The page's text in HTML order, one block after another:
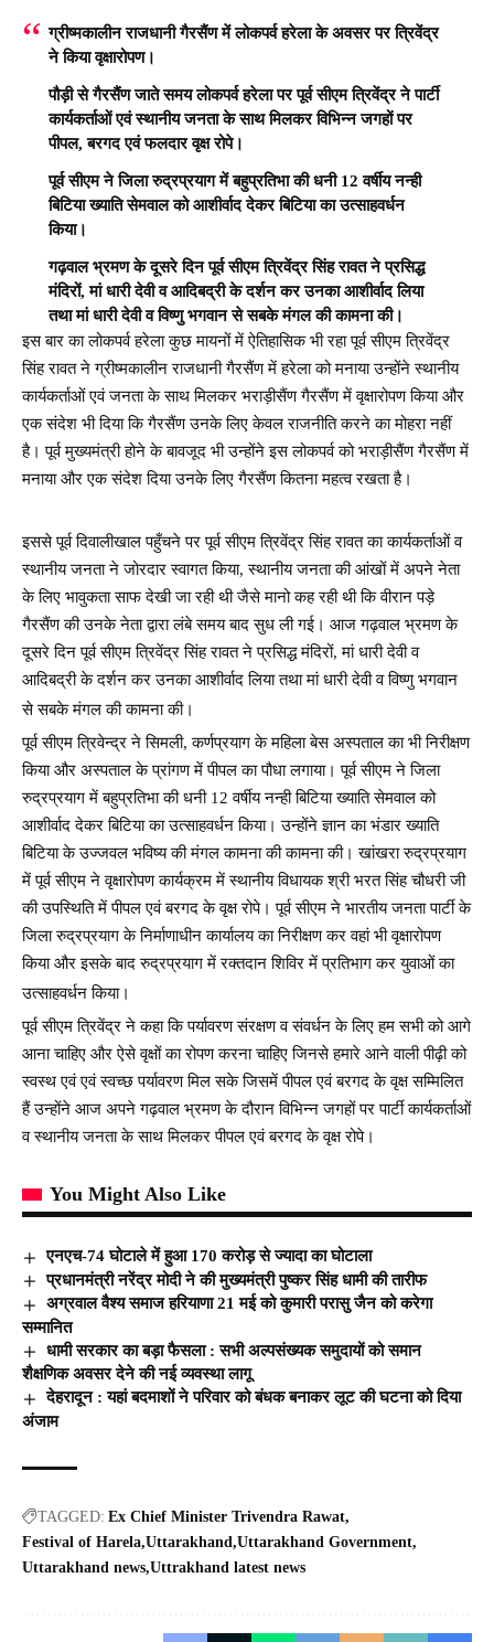
ग्रीष्मकालीन राजधानी गैरसैंण में लोकपर्व हरेला के अवसर पर त्रिवेंद्र
ने किया वृक्षारोपण।
पौड़ी से गैरसैंण जाते समय लोकपर्व हरेला पर पूर्व सीएम त्रिवेंद्र ने पार्टी
कार्यकर्ताओं एवं स्थानीय जनता के साथ मिलकर विभिन्न जगहों पर
पीपल, बरगद एवं फलदार वृक्ष रोपे।
पूर्व सीएम ने जिला रुद्रप्रयाग में बहुप्रतिभा की धनी 12 वर्षीय नन्ही
बिटिया ख्याति सेमवाल को आशीर्वाद देकर बिटिया का उत्साहवर्धन
किया।
गढ़वाल भ्रमण के दूसरे दिन पूर्व सीएम त्रिवेंद्र सिंह रावत ने प्रसिद्ध
मंदिरों, मां धारी देवी व आदिबद्री के दर्शन कर उनका आशीर्वाद लिया
तथा मां धारी देवी व विष्णु भगवान से सबके मंगल की कामना की।
इस बार का लोकपर्व हरेला कुछ मायनों में ऐतिहासिक भी रहा पूर्व सीएम त्रिवेंद्र
सिंह रावत ने ग्रीष्मकालीन राजधानी गैरसैंण में हरेला को मनाया उन्होंने स्थानीय
कार्यकर्ताओं एवं जनता के साथ मिलकर भराड़ीसैंण गैरसैंण में वृक्षारोपण किया और
एक संदेश भी दिया कि गैरसैंण उनके लिए केवल राजनीति करने का मोहरा नहीं
है। पूर्व मुख्यमंत्री होने के बावजूद भी उन्होंने इस लोकपर्व को भराड़ीसैंण गैरसैंण में
मनाया और एक संदेश दिया उनके लिए गैरसैंण कितना महत्व रखता है।
इससे पूर्व दिवालीखाल पहुँचने पर पूर्व सीएम त्रिवेंद्र सिंह रावत का कार्यकर्ताओं व
स्थानीय जनता ने जोरदार स्वागत किया, स्थानीय जनता की आंखों में अपने नेता
के लिए भावुकता साफ देखी जा रही थी जैसे मानो कह रही थी कि वीरान पड़े
गैरसैंण की उनके नेता द्वारा लंबे समय बाद सुध ली गई। आज गढ़वाल भ्रमण के
दूसरे दिन पूर्व सीएम त्रिवेंद्र सिंह रावत ने प्रसिद्ध मंदिरों, मां धारी देवी व
आदिबद्री के दर्शन कर उनका आशीर्वाद लिया तथा मां धारी देवी व विष्णु भगवान
से सबके मंगल की कामना की।
पूर्व सीएम त्रिवेन्द्र ने सिमली, कर्णप्रयाग के महिला बेस अस्पताल का भी निरीक्षण
किया और अस्पताल के प्रांगण में पीपल का पौधा लगाया। पूर्व सीएम ने जिला
रुद्रप्रयाग में बहुप्रतिभा की धनी 12 वर्षीय नन्ही बिटिया ख्याति सेमवाल को
आशीर्वाद देकर बिटिया का उत्साहवर्धन किया। उन्होंने ज्ञान का भंडार ख्याति
बिटिया के उज्जवल भविष्य की मंगल कामना की कामना की। खांखरा रुद्रप्रयाग
में पूर्व सीएम ने वृक्षारोपण कार्यक्रम में स्थानीय विधायक श्री भरत सिंह चौधरी जी
की उपस्थिति में पीपल एवं बरगद के वृक्ष रोपे। पूर्व सीएम ने भारतीय जनता पार्टी के
जिला रुद्रप्रयाग के निर्माणाधीन कार्यालय का निरीक्षण कर वहां भी वृक्षारोपण
किया और इसके बाद रुद्रप्रयाग में रक्तदान शिविर में प्रतिभाग कर युवाओं का
उत्साहवर्धन किया।
पूर्व सीएम त्रिवेंद्र ने कहा कि पर्यावरण संरक्षण व संवर्धन के लिए हम सभी को आगे
आना चाहिए और ऐसे वृक्षों का रोपण करना चाहिए जिनसे हमारे आने वाली पीढ़ी को
स्वस्थ एवं एवं स्वच्छ पर्यावरण मिल सके जिसमें पीपल एवं बरगद के वृक्ष सम्मिलित
हैं उन्होंने आज अपने गढ़वाल भ्रमण के दौरान विभिन्न जगहों पर पार्टी कार्यकर्ताओं
व स्थानीय जनता के साथ मिलकर पीपल एवं बरगद के वृक्ष रोपे।
You Might Also Like
एनएच-74 घोटाले में हुआ 170 करोड़ से ज्यादा का घोटाला
प्रधानमंत्री नरेंद्र मोदी ने की मुख्यमंत्री पुष्कर सिंह धामी की तारीफ
अग्रवाल वैश्य समाज हरियाणा 21 मई को कुमारी परासु जैन को करेगा
सम्मानित
धामी सरकार का बड़ा फैसला : सभी अल्पसंख्यक समुदायों को समान
शैक्षणिक अवसर देने की नई व्यवस्था लागू
देहरादून : यहां बदमाशों ने परिवार को बंधक बनाकर लूट की घटना को दिया
अंजाम
TAGGED: Ex Chief Minister Trivendra Rawat
Festival of Harela Uttarakhand Uttarakhand Government
Uttarakhand news Uttrakhand latest news